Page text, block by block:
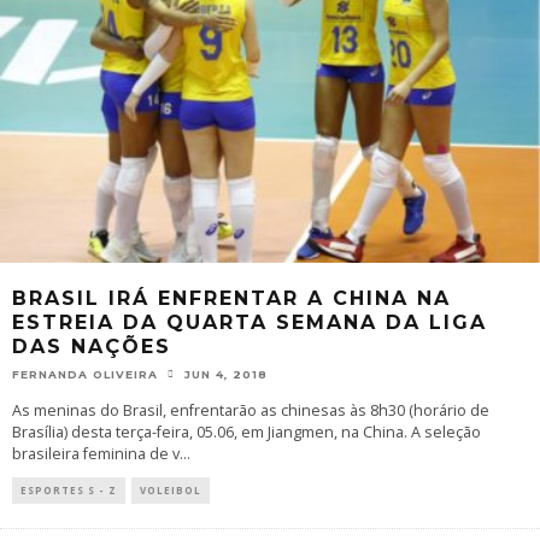
BRASIL IRÁ ENFRENTAR A CHINA NA
ESTREIA DA QUARTA SEMANA DA LIGA
DAS NAÇÕES
FERNANDA OLIVEIRA JUN 4, 2018
As meninas do Brasil, enfrentarão as chinesas às 8h30 (horário de
Brasília) desta terça-feira, 05.06, em Jiangmen, na China. A seleção
brasileira feminina de v...
ESPORTES S - Z VOLEIBOL